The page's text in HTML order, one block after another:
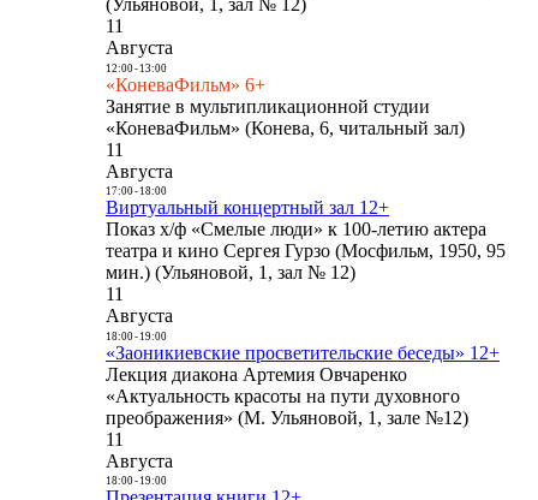
(Ульяновой, 1, зал № 12)
11
Августа
12:00- 13:00
«КоневаФильм» 6+
Занятие в мультипликационной студии
«КоневаФильм» (Конева, 6, читальный зал)
11
Августа
17:00- 18:00
Виртуальный концертный зал 12+
Показ х/ф «Смелые люди» к 100-летию актера
театра и кино Сергея Гурзо (Мосфильм, 1950, 95
мин.) (Ульяновой, 1, зал № 12)
11
Августа
18:00- 19:00
«Заоникиевские просветительские беседы» 12+
Лекция диакона Артемия Овчаренко
«Актуальность красоты на пути духовного
преображения» (М. Ульяновой, 1, зале №12)
11
Августа
18:00- 19:00